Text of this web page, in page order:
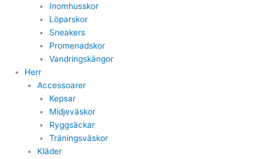
Inomhusskor
Löparskor
Sneakers
Promenadskor
Vandringskängor
Herr
Accessoarer
Kepsar
Midjeväskor
Ryggsäckar
Träningsväskor
Kläder